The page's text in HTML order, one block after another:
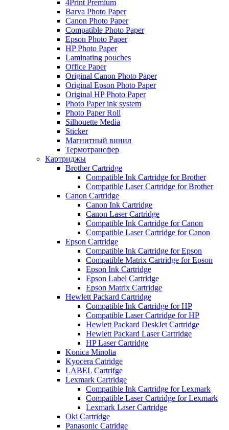
4Print Premium
Barva Photo Paper
Canon Photo Paper
Compatible Photo Paper
Epson Photo Paper
HP Photo Paper
Laminating pouches
Office Paper
Original Canon Photo Paper
Original Epson Photo Paper
Original HP Photo Paper
Photo Paper ink system
Photo Paper Roll
Silhouette Media
Sticker
Магнитный винил
Термотрансфер
Картриджы
Brother Cartridge
Compatible Ink Cartridge for Brother
Compatible Laser Cartridge for Brother
Canon Cartridge
Canon Ink Cartridge
Canon Laser Cartridge
Compatible Ink Cartridge for Canon
Compatible Laser Cartridge for Canon
Epson Cartridge
Compatible Ink Cartridge for Epson
Compatible Matrix Cartridge for Epson
Epson Ink Cartridge
Epson Label Cartridge
Epson Matrix Cartridge
Hewlett Packard Cartridge
Compatible Ink Cartridge for HP
Compatible Laser Cartridge for HP
Hewlett Packard DeskJet Cartridge
Hewlett Packard Laser Cartridge
HP Laser Cartridge
Konica Minolta
Kyocera Catridge
LABEL Cartrifge
Lexmark Cartridge
Compatible Ink Cartridge for Lexmark
Compatible Laser Cartridge for Lexmark
Lexmark Laser Cartridge
Oki Cartridge
Panasonic Catridge